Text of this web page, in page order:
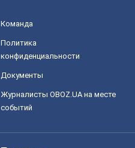
Команда
Политика
конфиденциальности
Документы
Журналисты OBOZ.UA на месте
событий